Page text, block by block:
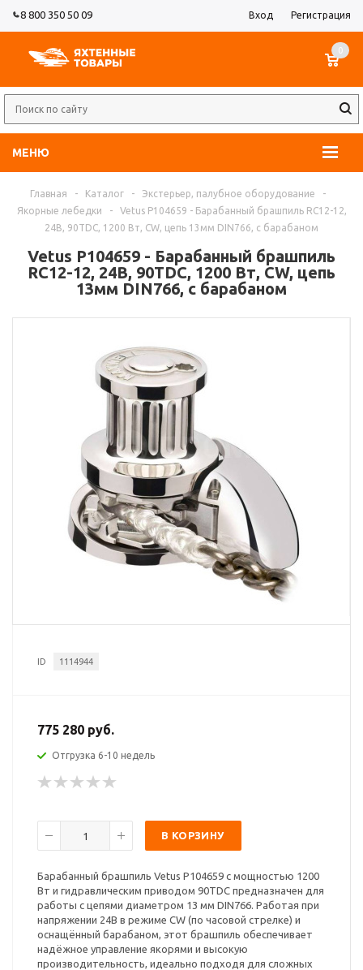
8 800 350 50 09 Вход Регистрация
МЕНЮ
0
Главная - Каталог - Экстерьер, палубное оборудование
-
Якорные лебедки
-
Vetus P104659 - Барабанный брашпиль RC12-12,
24В, 90TDC, 1200 Вт, CW, цепь 13мм DIN766, с барабаном
Vetus P104659 - Барабанный брашпиль
RC12-12, 24В, 90TDC, 1200 Вт, CW, цепь
13мм DIN766, с барабаном
ID 1114944
775 280 руб.
Отгрузка 6-10 недель
В КОРЗИНУ
Барабанный брашпиль Vetus P104659 с мощностью 1200
Вт и гидравлическим приводом 90TDC предназначен для
работы с цепями диаметром 13 мм DIN766. Работая при
напряжении 24В в режиме CW (по часовой стрелке) и
оснащённый барабаном, этот брашпиль обеспечивает
надёжное управление якорями и высокую
производительность, идеально подходя для сложных